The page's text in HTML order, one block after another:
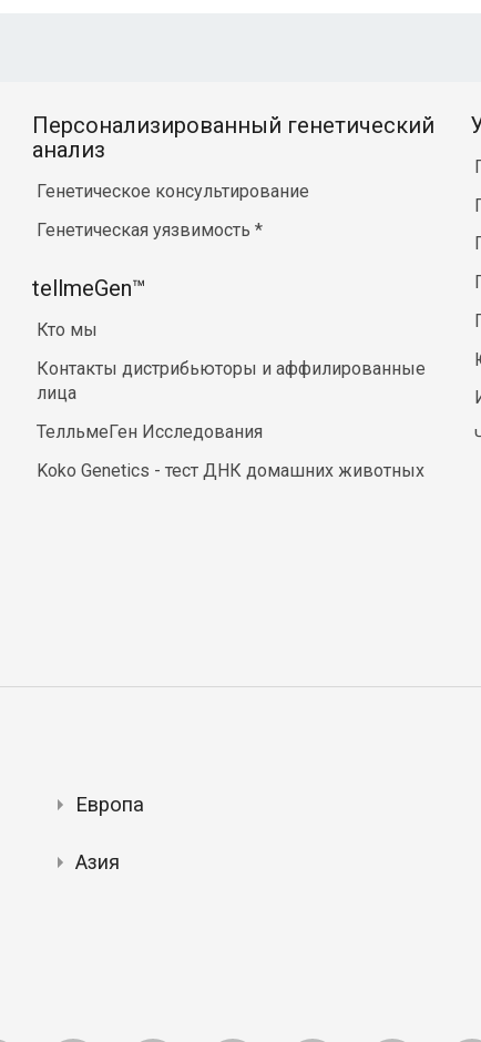
Персонализированный генетический
анализ
Генетическое консультирование
Генетическая уязвимость *
tellmeGen™
Кто мы
Контакты дистрибьюторы и аффилированные
лица
ТелльмеГен Исследования
Koko Genetics - тест ДНК домашних животных
Европа
Азия